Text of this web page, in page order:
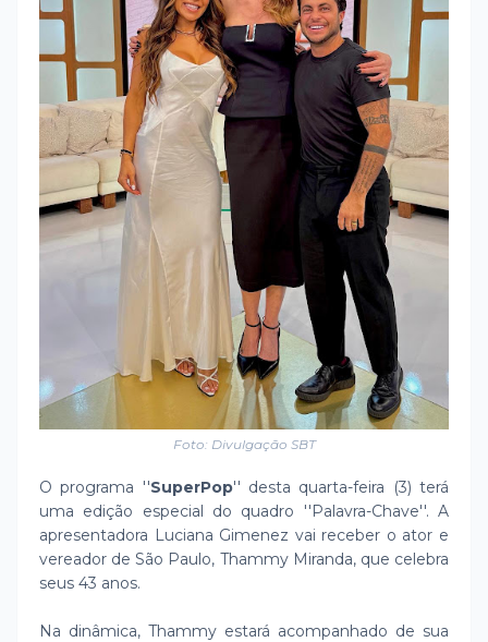
Foto: Divulgação SBT
O programa ''SuperPop'' desta quarta-feira (3) terá
uma edição especial do quadro ''Palavra-Chave''. A
apresentadora Luciana Gimenez vai receber o ator e
vereador de São Paulo, Thammy Miranda, que celebra
seus 43 anos.
Na dinâmica, Thammy estará acompanhado de sua